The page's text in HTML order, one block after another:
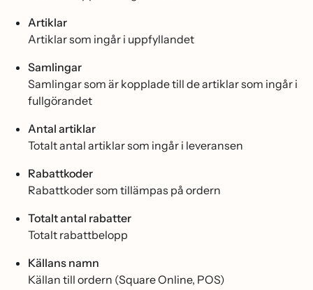
Artiklar
Artiklar som ingår i uppfyllandet
Samlingar
Samlingar som är kopplade till de artiklar som ingår i
fullgörandet
Antal artiklar
Totalt antal artiklar som ingår i leveransen
Rabattkoder
Rabattkoder som tillämpas på ordern
Totalt antal rabatter
Totalt rabattbelopp
Källans namn
Källan till ordern (Square Online, POS)